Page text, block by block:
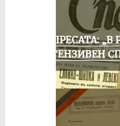
ОТ ПРЕСАТА:
ИНТЕНЗИВЕН